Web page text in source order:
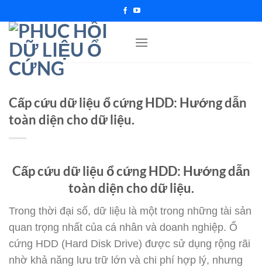
đến
dung
Cấp cứu dữ liệu ổ cứng HDD: Hướng dẫn
toàn diện cho dữ liệu.
Cấp cứu dữ liệu ổ cứng HDD: Hướng dẫn
toàn diện cho dữ liệu.
Trong thời đại số, dữ liệu là một trong những tài sản
quan trọng nhất của cá nhân và doanh nghiệp. Ổ
cứng HDD (Hard Disk Drive) được sử dụng rộng rãi
nhờ khả năng lưu trữ lớn và chi phí hợp lý, nhưng